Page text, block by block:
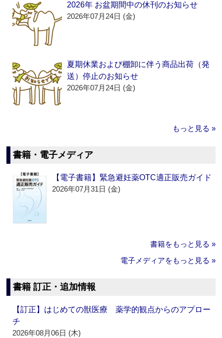
2026年 お盆期間中の休刊のお知らせ
2026年07月24日 (金)
夏期休業および棚卸に伴う商品出荷（発
送）停止のお知らせ
2026年07月24日 (金)
もっと見る »
書籍・電子メディア
【電子書籍】緊急避妊薬OTC適正販売ガイド
2026年07月31日 (金)
書籍をもっと見る »
電子メディアをもっと見る »
書籍 訂正・追加情報
【訂正】はじめての獣医療 薬学的観点からのアプロー
チ
2026年08月06日 (木)